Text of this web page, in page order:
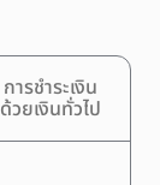
การชำระเงิน
ด้วยเงินทั่วไป